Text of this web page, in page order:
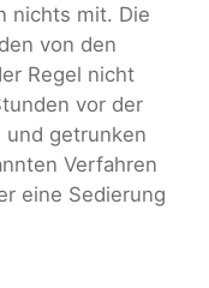
nichts mit. Die
von den
Regel nicht
vor der
und getrunken
Verfahren
eine Sedierung